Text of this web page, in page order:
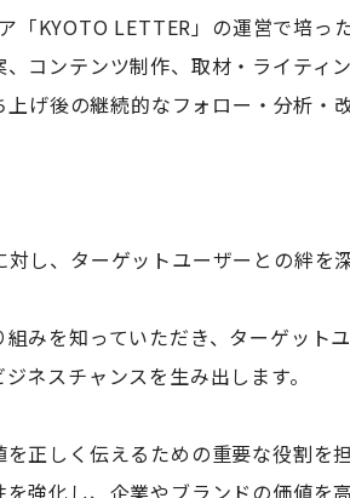
KYOTO LETTER」の運営で培っ
コンテンツ制作、取材・ライティ
げ後の継続的なフォロー・分析・改
し、ターゲットユーザーとの絆を
みを知っていただき、ターゲット
ネスチャンスを生み出します。
正しく伝えるための重要な役割を担
強化し、企業やブランドの価値を